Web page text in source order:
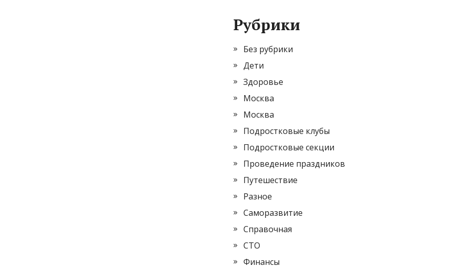
Рубрики
Без рубрики
Дети
Здоровье
Москва
Москва
Подростковые клубы
Подростковые секции
Проведение праздников
Путешествие
Разное
Саморазвитие
Справочная
СТО
Финансы